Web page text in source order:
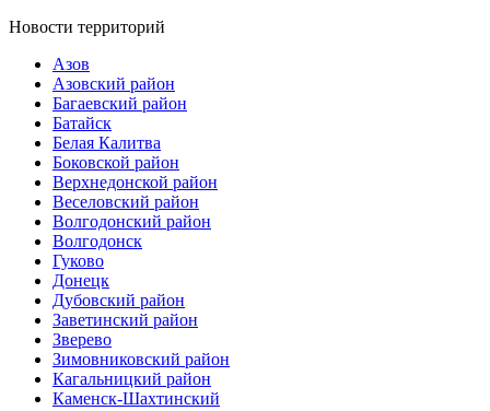
Новости территорий
Азов
Азовский район
Багаевский район
Батайск
Белая Калитва
Боковской район
Верхнедонской район
Веселовский район
Волгодонский район
Волгодонск
Гуково
Донецк
Дубовский район
Заветинский район
Зверево
Зимовниковский район
Кагальницкий район
Каменск-Шахтинский